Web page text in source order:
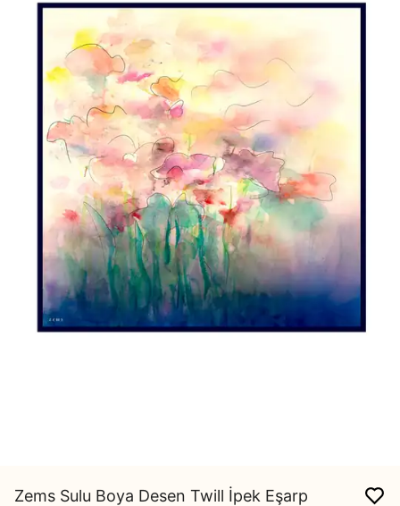
Zems Sulu Boya Desen Twill İpek Eşarp